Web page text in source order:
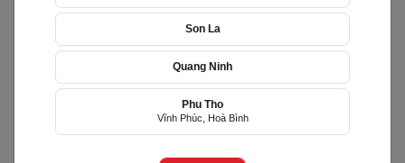
Hệ thống đang nâng cấp bảo trì
Son La
Quang Ninh
Phu Tho
Vĩnh Phúc, Hoà Bình